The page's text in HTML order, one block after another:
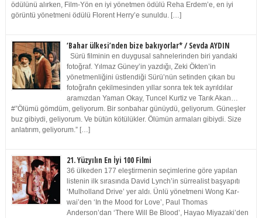
ödülünü alırken, Film-Yön en iyi yönetmen ödülü Reha Erdem’e, en iyi
görüntü yönetmeni ödülü Florent Herry’e sunuldu. […]
‘Bahar ülkesi’nden bize bakıyorlar* / Sevda AYDIN
Sürü filminin en duygusal sahnelerinden biri yandaki
fotoğraf. Yılmaz Güney’in yazdığı, Zeki Ökten’in
yönetmenliğini üstlendiği Sürü’nün setinden çıkan bu
fotoğrafın çekilmesinden yıllar sonra tek tek ayrıldılar
aramızdan Yaman Okay, Tuncel Kurtiz ve Tarık Akan…
#”Ölümü gömdüm, geliyorum. Bir sonbahar günüydü, geliyorum. Güneşler
buz gibiydi, geliyorum. Ve bütün kötülükler. Ölümün armaları gibiydi. Size
anlatırım, geliyorum.” […]
21. Yüzyılın En İyi 100 Filmi
36 ülkeden 177 eleştirmenin seçimlerine göre yapılan
listenin ilk sırasında David Lynch’in sürrealist başyapıtı
‘Mulholland Drive’ yer aldı. Ünlü yönetmeni Wong Kar-
wai’den ‘In the Mood for Love’, Paul Thomas
Anderson’dan ‘There Will Be Blood’, Hayao Miyazaki’den